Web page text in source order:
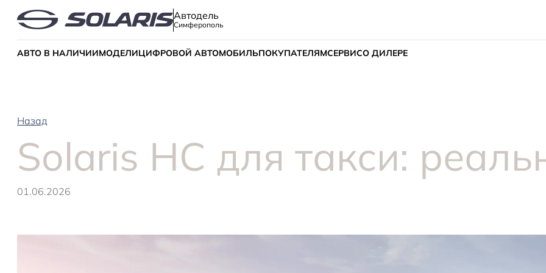
Автодель
Симферополь
АВТО В НАЛИЧИИМОДЕЛИЦИФРОВОЙ АВТОМОБИЛЬПОКУПАТЕЛЯМСЕРВИСО ДИЛЕРЕ
Назад
Solaris HC для такси:
01.06.2026